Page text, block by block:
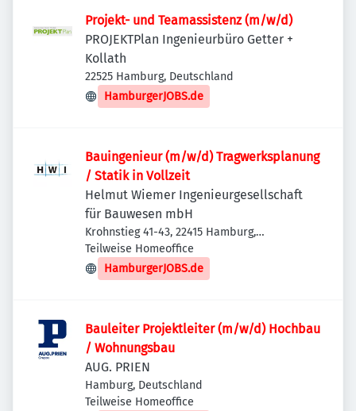
Projekt- und Teamassistenz (m/w/d)
PROJEKTPlan Ingenieurbüro Getter +
Kollath
22525 Hamburg, Deutschland
HamburgerJOBS.de
Bauingenieur (m/w/d) Tragwerksplanung
/ Statik in Vollzeit
Helmut Wiemer Ingenieurgesellschaft
für Bauwesen mbH
Krohnstieg 41-43, 22415 Hamburg,
Deutschland
Teilweise Homeoffice
HamburgerJOBS.de
Bauleiter Projektleiter (m/w/d) Hochbau
/ Wohnungsbau
AUG. PRIEN
Hamburg, Deutschland
Teilweise Homeoffice